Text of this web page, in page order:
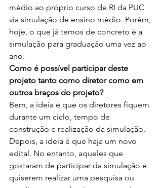
médio ao próprio curso de RI da PUC
via simulação de ensino médio. Porém,
hoje, o que já temos de concreto é a
simulação para graduação uma vez ao
ano.
Como é possível participar deste
projeto tanto como diretor como em
outros braços do projeto?
Bem, a ideia é que os diretores fiquem
durante um ciclo, tempo de
construção e realização da simulação.
Depois, a ideia é que haja um novo
edital. No entanto, aqueles que
gostaram de participar da simulação e
quiserem realizar uma pesquisa ou